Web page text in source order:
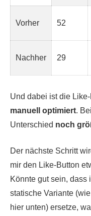
Vorher 52
Nachher 29
Und dabei ist die
manuell optimiert.
Unterschied noch
Der nächste Schritt
mir den Like-Button
Könnte gut sein,
statische Variante
hier unten) ersetze,